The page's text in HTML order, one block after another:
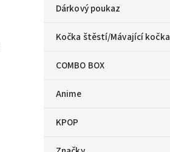
Dárkový poukaz
Kočka štěstí/Mávající kočka
COMBO BOX
Anime
KPOP